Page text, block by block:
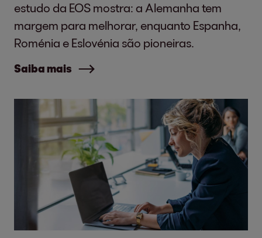
estudo da EOS mostra: a Alemanha tem
margem para melhorar, enquanto Espanha,
Roménia e Eslovénia são pioneiras.
Saiba mais